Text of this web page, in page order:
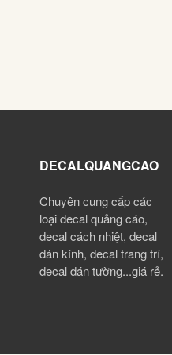
DECALQUANGCAO
Chuyên cung cấp các
loại decal quảng cáo,
decal cách nhiệt, decal
dán kính, decal trang trí,
decal dán tường...giá rẻ.